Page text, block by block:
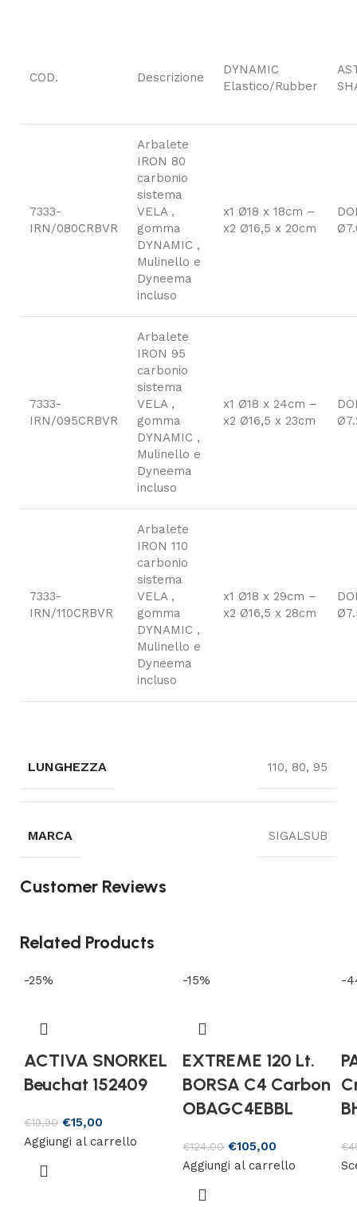
COD. Descrizione
DYNAMIC
Elastico/Rubber
7333-
IRN/080CRBVR
Arbalete
IRON 80
carbonio
sistema
VELA ,
gomma
DYNAMIC ,
Mulinello e
Dyneema
incluso
x1 Ø18 x 18cm –
x2 Ø16,5 x 20cm
7333-
IRN/095CRBVR
Arbalete
IRON 95
carbonio
sistema
VELA ,
gomma
DYNAMIC ,
Mulinello e
Dyneema
incluso
x1 Ø18 x 24cm –
x2 Ø16,5 x 23cm
7333-
IRN/110CRBVR
Arbalete
IRON 110
carbonio
sistema
VELA ,
gomma
DYNAMIC ,
Mulinello e
Dyneema
incluso
x1 Ø18 x 29cm –
x2 Ø16,5 x 28cm
LUNGHEZZA 110, 80, 95
MARCA SIGALSUB
Customer Reviews
Related Products
-25%
ACTIVA SNORKEL
Beuchat 152409
€19,90 €15,00
Aggiungi al carrello
-15%
EXTREME 120 Lt.
BORSA C4 Carbon
OBAGC4EBBL
€124,00 €105,00
Aggiungi al carrello
-
€